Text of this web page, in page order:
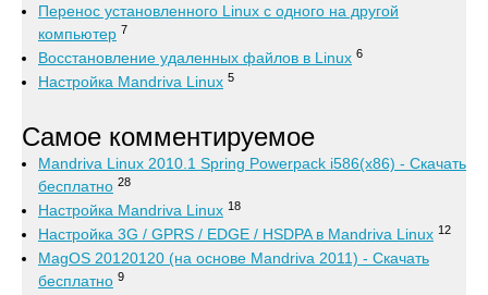
Перенос установленного Linux с одного на другой
компьютер 7
Восстановление удаленных файлов в Linux 6
Настройка Mandriva Linux 5
Самое комментируемое
Mandriva Linux 2010.1 Spring Powerpack i586(x86) - Скачать
бесплатно 28
Настройка Mandriva Linux 18
Настройка 3G / GPRS / EDGE / HSDPA в Mandriva Linux 12
MagOS 20120120 (на основе Mandriva 2011) - Скачать
бесплатно 9